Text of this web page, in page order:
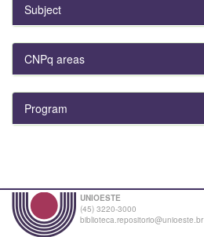
Subject
CNPq areas
Program
UNIOESTE
(45) 3220-3000
biblioteca.repositorio@unioeste.br